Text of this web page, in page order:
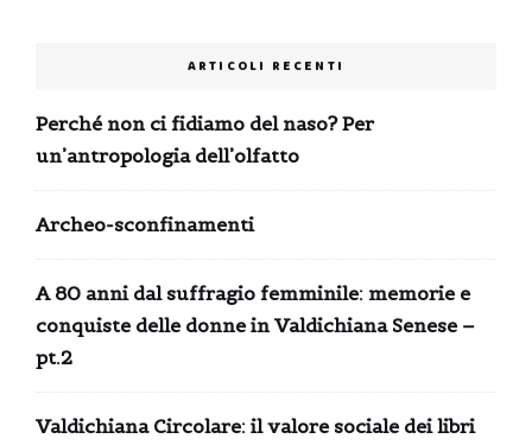
ARTICOLI RECENTI
Perché non ci fidiamo del naso? Per
un’antropologia dell’olfatto
Archeo-sconfinamenti
A 80 anni dal suffragio femminile: memorie e
conquiste delle donne in Valdichiana Senese –
pt.2
Valdichiana Circolare: il valore sociale dei libri